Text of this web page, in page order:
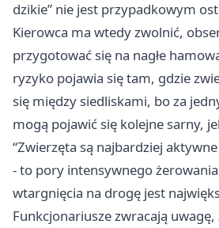
dzikie” nie jest przypadkowym
Kierowca ma wtedy zwolnić,
przygotować się na nagłe
ryzyko pojawia się tam, gdzie
się między siedliskami, bo za
mogą pojawić się kolejne sarny,
“Zwierzęta są najbardziej
- to pory intensywnego
wtargnięcia na drogę jest
Funkcjonariusze zwracają uwagę,